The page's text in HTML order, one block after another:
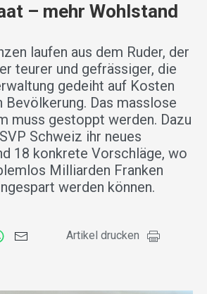
– mehr Wohlstand
laufen aus dem Ruder, der
teurer und gefrässiger, die
gedeiht auf Kosten
Bevölkerung. Das masslose
muss gestoppt werden. Dazu
Schweiz ihr neues
18 konkrete Vorschläge, wo
Milliarden Franken
werden können.
Artikel drucken